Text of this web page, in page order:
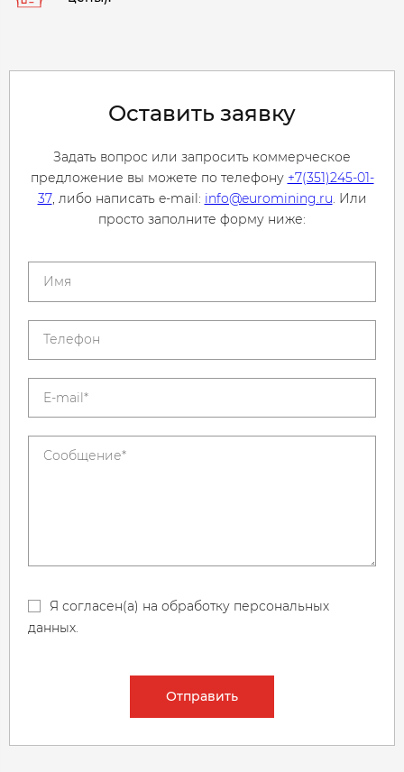
Оставить заявку
Задать вопрос или запросить коммерческое
предложение вы можете по телефону +7(351)245-01-
37, либо написать e-mail: info@euromining.ru. Или
просто заполните форму ниже:
Я согласен(а) на обработку персональных
данных.
Отправить